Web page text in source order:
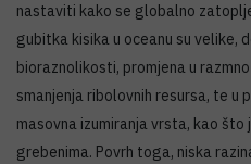
nastaviti kako se globalno
gubitka kisika u oceanu su velike,
bioraznolikosti, promjena u
smanjenja ribolovnih resursa, te u
masovna izumiranja vrsta, kao što
grebenima. Povrh toga, niska